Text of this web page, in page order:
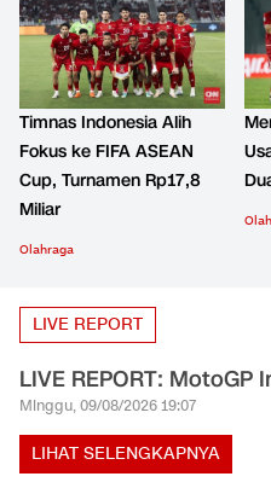
Timnas Indonesia Alih
Fokus ke FIFA ASEAN
Cup, Turnamen Rp17,8
Miliar
Olahraga
LIVE REPORT
LIVE REPORT: MotoGP
Minggu, 09/08/2026 19:07
LIHAT SELENGKAPNYA